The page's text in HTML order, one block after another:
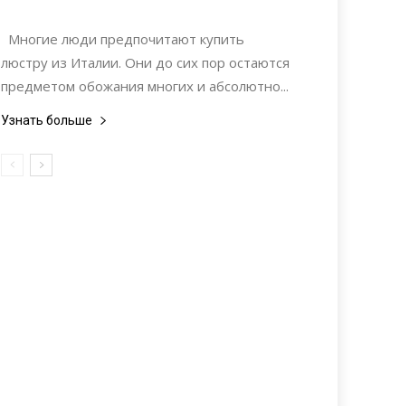
Многие люди предпочитают купить
люстру из Италии. Они до сих пор остаются
предметом обожания многих и абсолютно...
Узнать больше